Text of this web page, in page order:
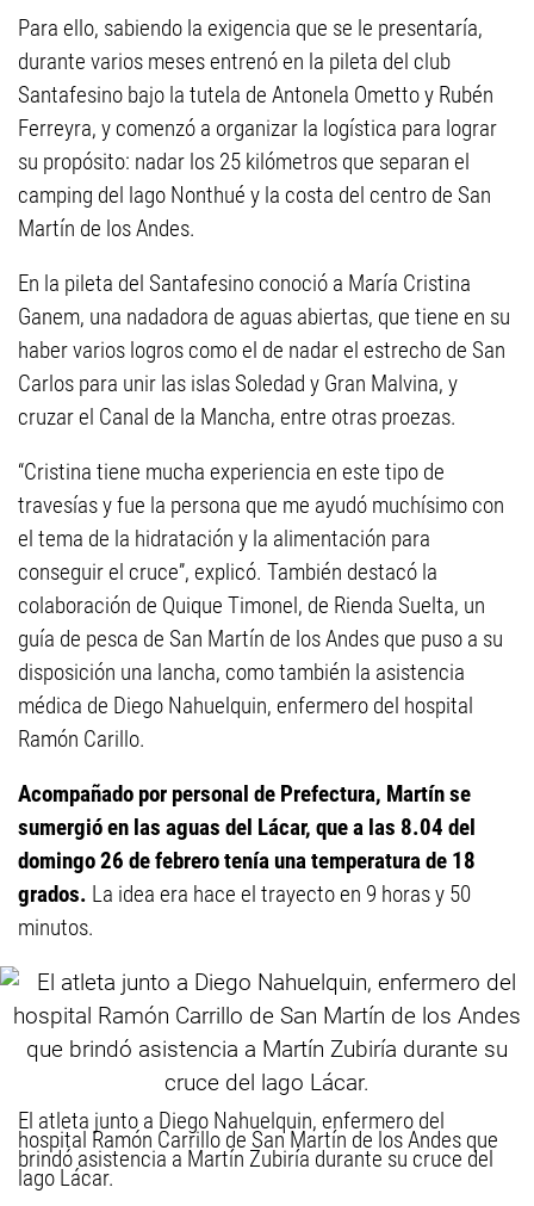
Para ello, sabiendo la exigencia que se le presentaría,
durante varios meses entrenó en la pileta del club
Santafesino bajo la tutela de Antonela Ometto y Rubén
Ferreyra, y comenzó a organizar la logística para lograr
su propósito: nadar los 25 kilómetros que separan el
camping del lago Nonthué y la costa del centro de San
Martín de los Andes.
En la pileta del Santafesino conoció a María Cristina
Ganem, una nadadora de aguas abiertas, que tiene en su
haber varios logros como el de nadar el estrecho de San
Carlos para unir las islas Soledad y Gran Malvina, y
cruzar el Canal de la Mancha, entre otras proezas.
“Cristina tiene mucha experiencia en este tipo de
travesías y fue la persona que me ayudó muchísimo con
el tema de la hidratación y la alimentación para
conseguir el cruce”, explicó. También destacó la
colaboración de Quique Timonel, de Rienda Suelta, un
guía de pesca de San Martín de los Andes que puso a su
disposición una lancha, como también la asistencia
médica de Diego Nahuelquin, enfermero del hospital
Ramón Carillo.
Acompañado por personal de Prefectura, Martín se
sumergió en las aguas del Lácar, que a las 8.04 del
domingo 26 de febrero tenía una temperatura de 18
grados. La idea era hace el trayecto en 9 horas y 50
minutos.
El atleta junto a Diego Nahuelquin, enfermero del
hospital Ramón Carrillo de San Martín de los Andes que
brindó asistencia a Martín Zubiría durante su cruce del
lago Lácar.